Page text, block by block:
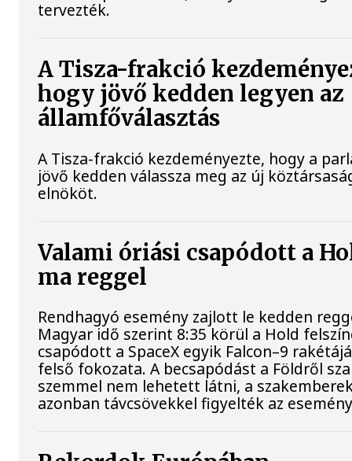
tervezték.
A Tisza-frakció
hogy jövő kedden legyen az
államfőválasztás
A Tisza-frakció kezdeményezte, hogy a
jövő kedden válassza meg az új
elnököt.
Valami óriási csapódott a
ma reggel
Rendhagyó esemény zajlott le kedden
Magyar idő szerint 8:35 körül a Hold
csapódott a SpaceX egyik Falcon–9
felső fokozata. A becsapódást a Földről
szemmel nem lehetett látni, a
azonban távcsövekkel figyelték az